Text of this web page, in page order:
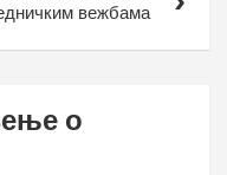
вежбама
о